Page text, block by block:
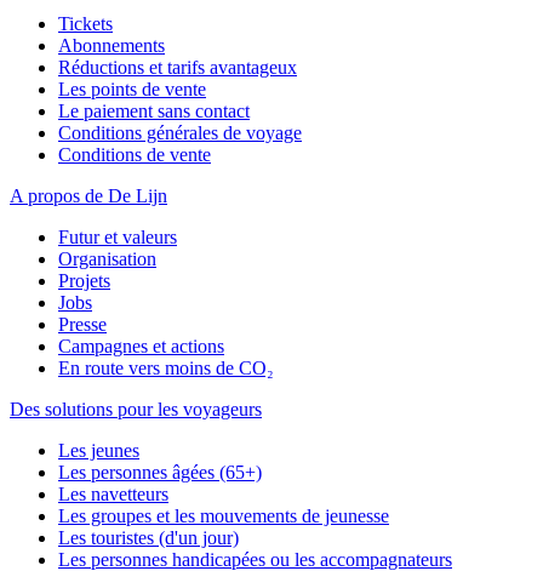
Tickets
Abonnements
Réductions et tarifs avantageux
Les points de vente
Le paiement sans contact
Conditions générales de voyage
Conditions de vente
A propos de De Lijn
Futur et valeurs
Organisation
Projets
Jobs
Presse
Campagnes et actions
En route vers moins de CO₂
Des solutions pour les voyageurs
Les jeunes
Les personnes âgées (65+)
Les navetteurs
Les groupes et les mouvements de jeunesse
Les touristes (d'un jour)
Les personnes handicapées ou les accompagnateurs